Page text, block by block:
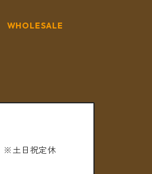
WHOLESALE
※土日祝定休